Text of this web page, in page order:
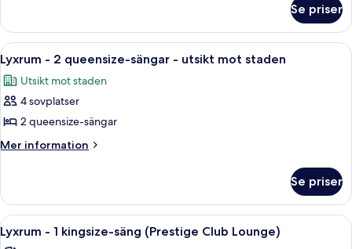
queensize-
sängar
-
queensize-
sängar
Se priser
Öppna
alla
foton
för
Lyxrum
-
sängar
utsikt
Sängtillbehör av högsta kvalitet och
6
Lyxrum - 2 queensize-sängar - utsikt mot staden
Utsikt mot staden
4 sovplatser
2 queensize-sängar
Mer information
Mer
-
queensize-
sängar
Se priser
Öppna
alla
9
Lyxrum - 1 kingsize-säng (Prestige Club Lounge)